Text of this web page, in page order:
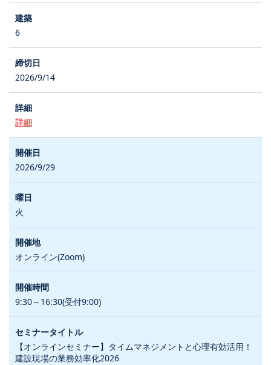
6
2026/9/14
詳細
2026/9/29
火
オンライン(Zoom)
9:30～16:30(受付9:00)
【オンラインセミナー】タイムマネジメントと心理有効活用！
建設現場の業務効率化2026